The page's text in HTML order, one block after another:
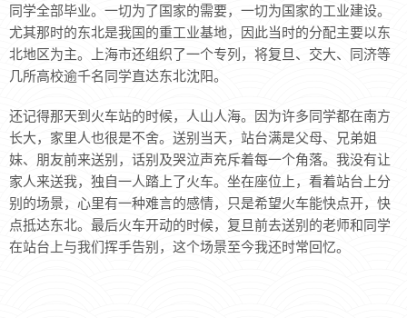
同学全部毕业。一切为了国家的需要，一切为国家的工业建设。
尤其那时的东北是我国的重工业基地，因此当时的分配主要以东
北地区为主。上海市还组织了一个专列，将复旦、交大、同济等
几所高校逾千名同学直达东北沈阳。
还记得那天到火车站的时候，人山人海。因为许多同学都在南方
长大，家里人也很是不舍。送别当天，站台满是父母、兄弟姐
妹、朋友前来送别，话别及哭泣声充斥着每一个角落。我没有让
家人来送我，独自一人踏上了火车。坐在座位上，看着站台上分
别的场景，心里有一种难言的感情，只是希望火车能快点开，快
点抵达东北。最后火车开动的时候，复旦前去送别的老师和同学
在站台上与我们挥手告别，这个场景至今我还时常回忆。